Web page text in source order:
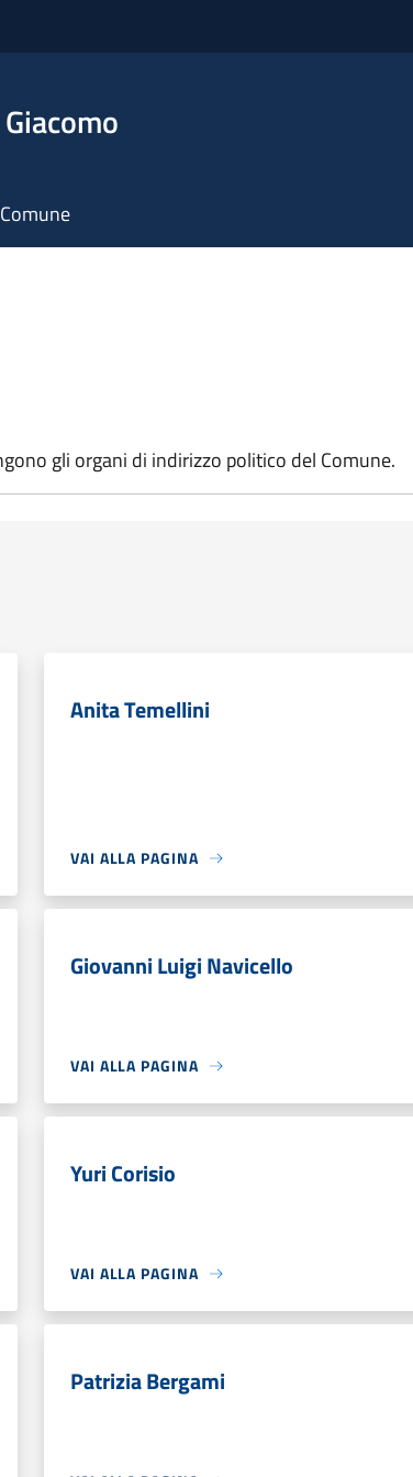
gli organi di indirizzo politico del Comune.
Anita Temellini
VAI ALLA PAGINA
Giovanni Luigi Navicello
VAI ALLA PAGINA
Yuri Corisio
VAI ALLA PAGINA
Patrizia Bergami